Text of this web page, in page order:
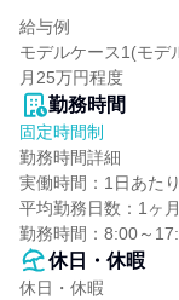
給与例
モデルケース1(モデ
月25万円程度
勤務時間
固定時間制
勤務時間詳細
実働時間：1日あた
平均勤務日数：1ヶ
勤務時間：8:00～
休日・休暇
休日・休暇